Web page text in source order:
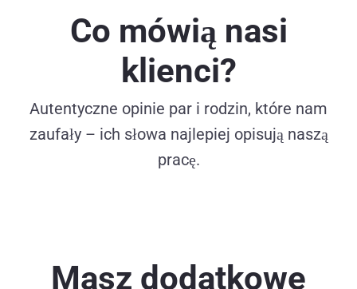
Co mówią nasi
klienci?
Autentyczne opinie par i rodzin, które nam
zaufały – ich słowa najlepiej opisują naszą
pracę.
Masz dodatkowe